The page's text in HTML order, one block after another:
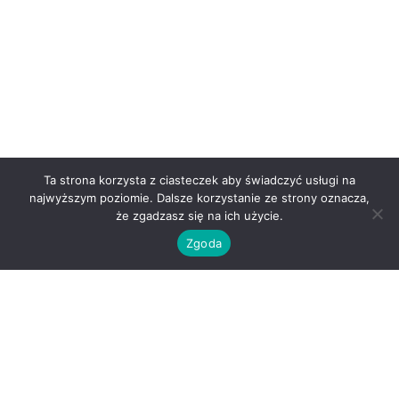
Ta strona korzysta z ciasteczek aby świadczyć usługi na
najwyższym poziomie. Dalsze korzystanie ze strony oznacza,
że zgadzasz się na ich użycie.
Zgoda